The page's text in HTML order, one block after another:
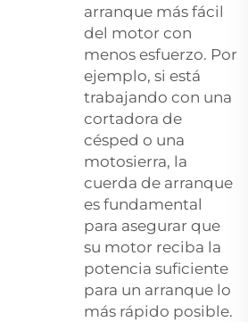
arranque más fácil
del motor con
menos esfuerzo. Por
ejemplo, si está
trabajando con una
cortadora de
césped o una
motosierra, la
cuerda de arranque
es fundamental
para asegurar que
su motor reciba la
potencia suficiente
para un arranque lo
más rápido posible.